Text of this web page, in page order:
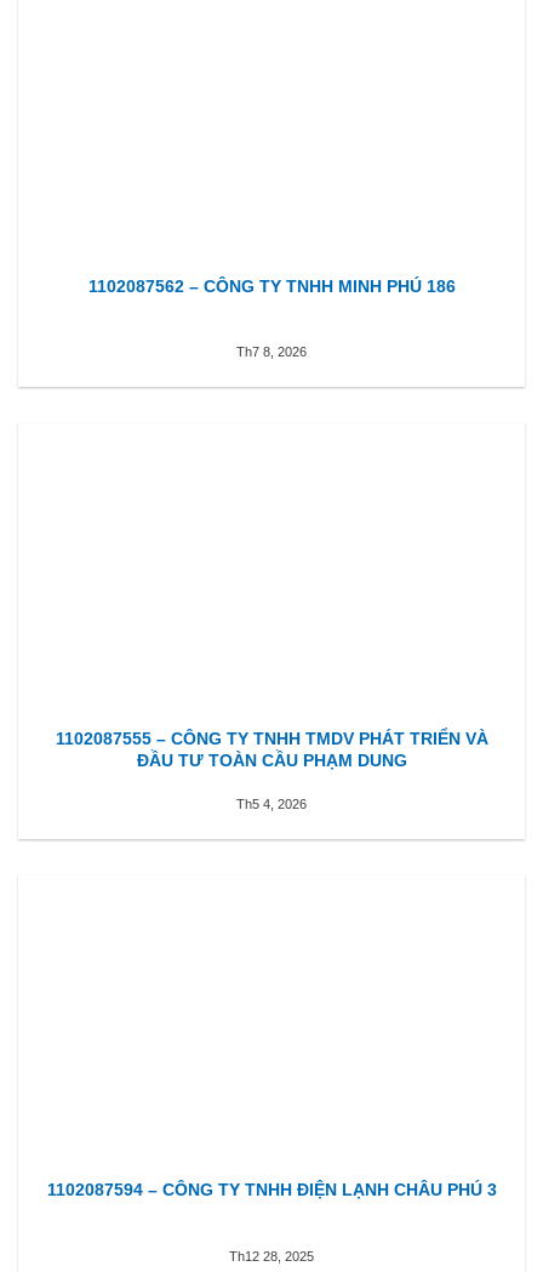
1102087562 – CÔNG TY TNHH MINH PHÚ 186
Th7 8, 2026
1102087555 – CÔNG TY TNHH TMDV PHÁT TRIỂN VÀ
ĐẦU TƯ TOÀN CẦU PHẠM DUNG
Th5 4, 2026
1102087594 – CÔNG TY TNHH ĐIỆN LẠNH CHÂU PHÚ 3
Th12 28, 2025